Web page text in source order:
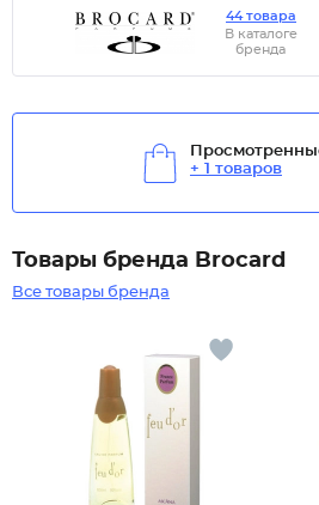
44 товара
В каталоге
бренда
+ 1 товаров
Товары бренда Brocard
Все товары бренда